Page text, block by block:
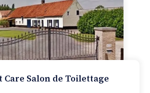
Care Salon de Toilettage